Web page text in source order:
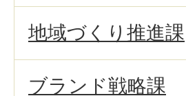
地域づくり推進課
ブランド戦略課